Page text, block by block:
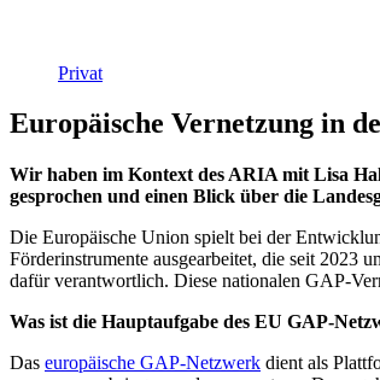
Privat
Europäische Vernetzung in
Wir haben im Kontext des ARIA mit Lisa
gesprochen und einen Blick über die
Die Europäische Union spielt bei der
Förderinstrumente ausgearbeitet, die seit 2023
dafür verantwortlich. Diese nationalen GAP-
Was ist die Hauptaufgabe des EU GAP-
Das europäische GAP-Netzwerk dient als